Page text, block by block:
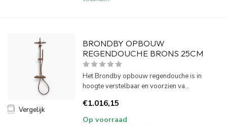
Vergelijk
BRONDBY OPBOUW
REGENDOUCHE BRONS 25CM
Het Brondby opbouw regendouche is in
hoogte verstelbaar en voorzien va...
€1.016,15
Op voorraad